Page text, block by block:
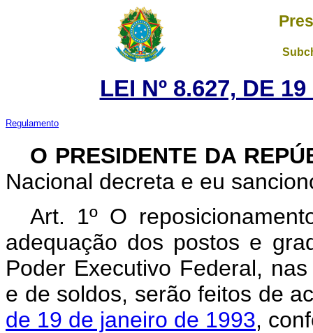
LEI Nº 8.627, DE
Regulamento
O PRESIDENTE DA
Nacional decreta e eu
Art. 1º O
adequação dos postos e
Poder Executivo Federal,
e de soldos, serão feitos de
de 19 de janeiro de 1993,